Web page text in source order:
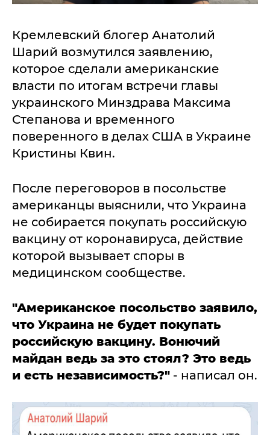
Кремлевский блогер Анатолий
Шарий возмутился заявлению,
которое сделали американские
власти по итогам встречи главы
украинского Минздрава Максима
Степанова и временного
поверенного в делах США в Украине
Кристины Квин.
После переговоров в посольстве
американцы выяснили, что Украина
не собирается покупать российскую
вакцину от коронавируса, действие
которой вызывает споры в
медицинском сообществе.
"Американское посольство заявило,
что Украина не будет покупать
российскую вакцину. Вонючий
майдан ведь за это стоял? Это ведь
и есть независимость?" - написал он.